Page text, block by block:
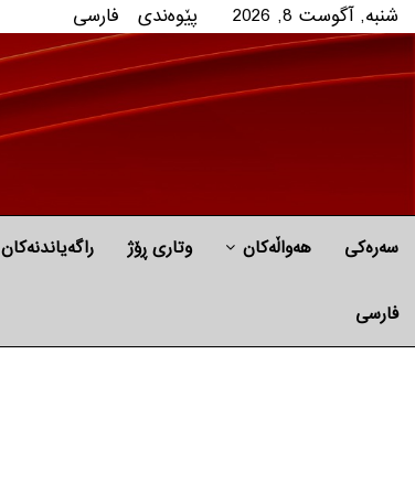
شنبه, آگوست 8, 2026 پێوه‌ندی فارسی
سەرەکی هه‌واڵه‌کان وتاری ڕۆژ راگه‌یاندنه‌كان
فارسی